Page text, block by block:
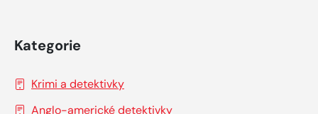
Kategorie
Krimi a detektivky
Anglo-americké detektivky